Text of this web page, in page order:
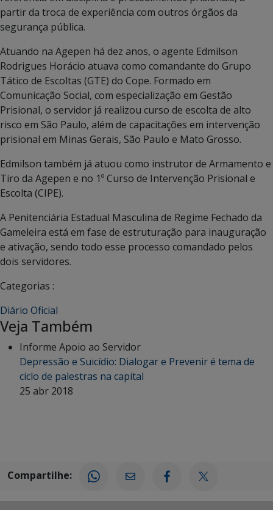
partir da troca de experiência com outros órgãos da
segurança pública.
Atuando na Agepen há dez anos, o agente Edmilson
Rodrigues Horácio atuava como comandante do Grupo
Tático de Escoltas (GTE) do Cope. Formado em
Comunicação Social, com especialização em Gestão
Prisional, o servidor já realizou curso de escolta de alto
risco em São Paulo, além de capacitações em intervenção
prisional em Minas Gerais, São Paulo e Mato Grosso.
Edmilson também já atuou como instrutor de Armamento e
Tiro da Agepen e no 1º Curso de Intervenção Prisional e
Escolta (CIPE).
A Penitenciária Estadual Masculina de Regime Fechado da
Gameleira está em fase de estruturação para inauguração
e ativação, sendo todo esse processo comandado pelos
dois servidores.
Categorias :
Diário Oficial
Veja Também
Informe Apoio ao Servidor
Depressão e Suicídio: Dialogar e Prevenir é tema de
ciclo de palestras na capital
25 abr 2018
Compartilhe: